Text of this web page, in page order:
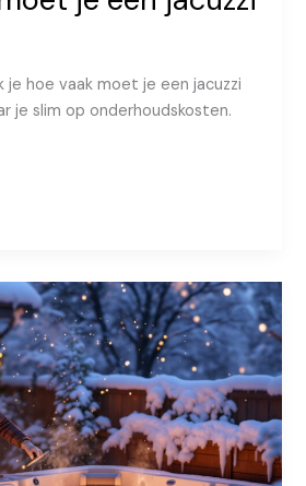
je hoe vaak moet je een jacuzzi
je slim op onderhoudskosten.